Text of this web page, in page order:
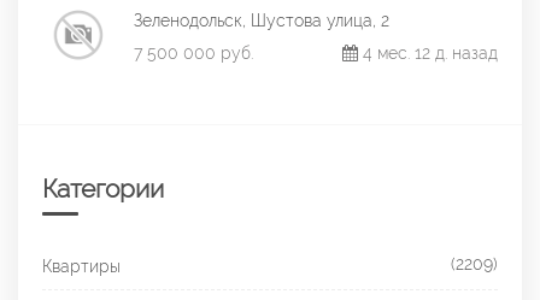
Зеленодольск, Шустова улица, 2
7 500 000 руб.
4 мес. 12 д. назад
Категории
Квартиры (2209)